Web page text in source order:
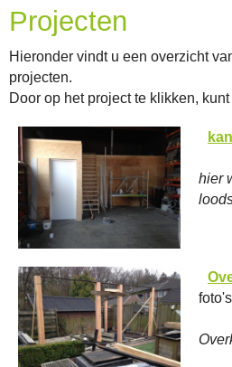
Projecten
Hieronder vindt u een overzicht
projecten.
Door op het project te klikken,
hier